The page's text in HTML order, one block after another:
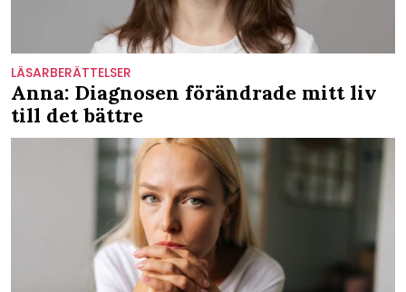
LÄSARBERÄTTELSER
Anna: Diagnosen förändrade mitt liv
till det bättre